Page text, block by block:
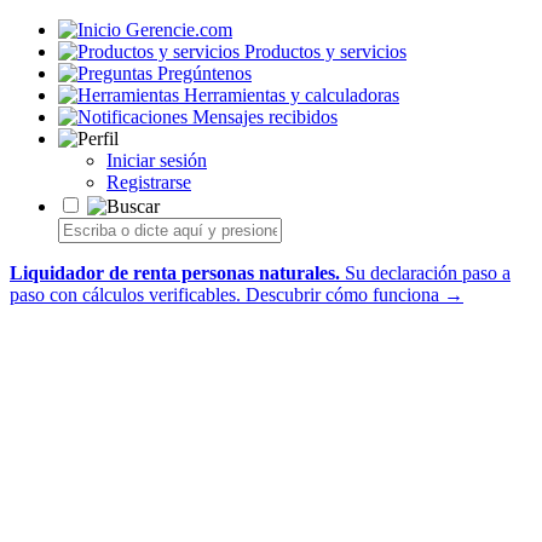
Gerencie.com
Productos y servicios
Pregúntenos
Herramientas y calculadoras
Mensajes recibidos
Iniciar sesión
Registrarse
Liquidador de renta personas naturales. Su declaración paso a
paso con cálculos verificables. Descubrir cómo funciona →